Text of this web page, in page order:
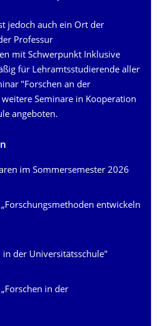
jedoch auch ein Ort der
Professur
mit Schwerpunkt Inklusive
für Lehr­amts­stu­die­rende aller
"Forschen an der
Seminare in Kooperation
angeboten.
im Sommersemester 2026
entwickeln
in der Universitätsschule"
in der